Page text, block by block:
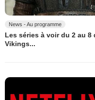
News - Au programme
Les séries à voir du 2 au
Vikings...